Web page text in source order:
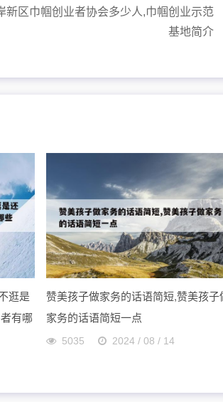
新区巾帼创业者协会多少人,巾帼创业示范
基地简介
逛是
有哪
赞美孩子做家务的话语简短,赞美孩子
家务的话语简短一点
5035 2024 / 08 / 14